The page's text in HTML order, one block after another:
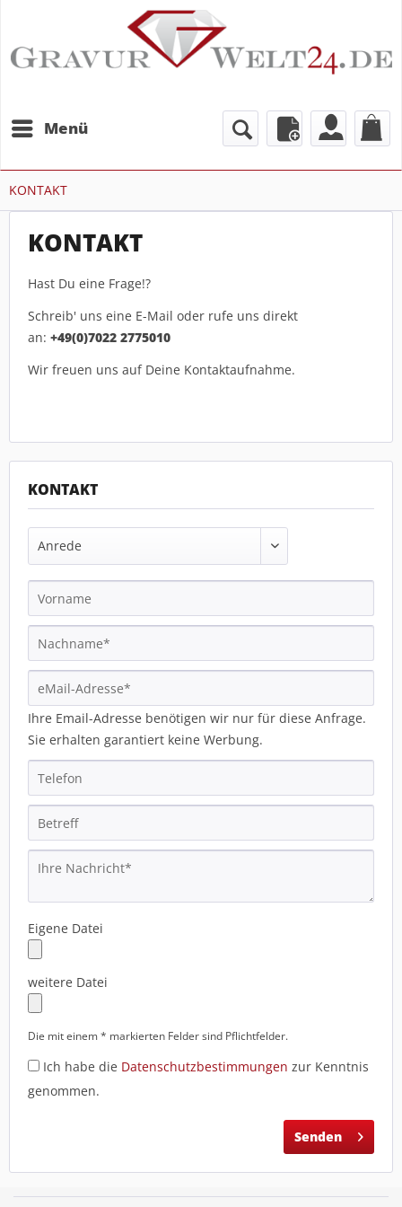
Menü
KONTAKT
KONTAKT
Hast Du eine Frage!?
Schreib' uns eine E-Mail oder rufe uns direkt
an: +49(0)7022 2775010
Wir freuen uns auf Deine Kontaktaufnahme.
KONTAKT
Ihre Email-Adresse benötigen wir nur für diese Anfrage.
Sie erhalten garantiert keine Werbung.
Eigene Datei
weitere Datei
Die mit einem * markierten Felder sind Pflichtfelder.
Ich habe die Datenschutzbestimmungen zur Kenntnis
genommen.
Senden